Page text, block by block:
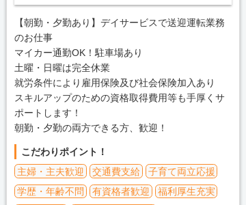
【朝勤・夕勤あり】デイサービスで送迎運転業務
のお仕事
マイカー通勤OK！駐車場あり
土曜・日曜は完全休業
就労条件により雇用保険及び社会保険加入あり
スキルアップのための資格取得費用等も手厚くサ
ポートします！
朝勤・夕勤の両方できる方、歓迎！
こだわりポイント！
主婦・主夫歓迎
交通費支給
子育て両立応援
学歴・年齢不問
有資格者歓迎
福利厚生充実